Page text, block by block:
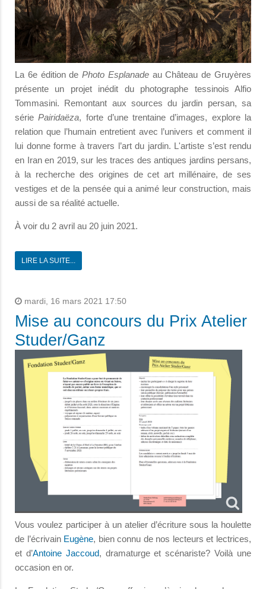
La 6e édition dePhoto Esplanadeau Château de Gruyères
présente un projet inédit du photographe tessinois Alfio
Tommasini. Remontant aux sources du jardin persan, sa
sériePairidaëza, forte d’une trentaine d’images, explore la
relation que l’humain entretient avec l’univers et comment il
lui donne forme à travers l’art du jardin. L'artiste s’est rendu
en Iran en 2019, sur les traces des antiques jardins persans,
à la recherche des origines de cet art millénaire, de ses
vestiges et de la pensée qui a animé leur construction, mais
aussi de sa réalité actuelle.
À voir du 2 avril au 20 juin 2021.
LIRE LA SUITE...
mardi, 16 mars 2021 17:50
Mise au concours du Prix Atelier
Studer/Ganz
Vous voulez participer à un atelier d’écriture sous la houlette
de l’écrivain Eugène, bien connu de nos lecteurs et lectrices,
et d’Antoine Jaccoud, dramaturge et scénariste? Voilà une
occasion en or.